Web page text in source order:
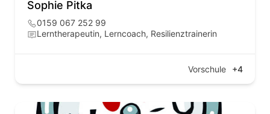
Sophie Pitka
0159 067 252 99
Lerntherapeutin, Lerncoach, Resilienztrainerin
Vorschule +4